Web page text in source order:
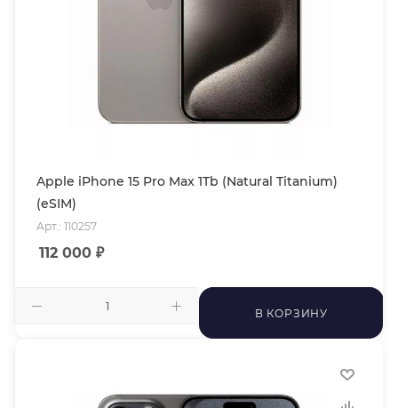
Apple iPhone 15 Pro Max 1Tb (Natural Titanium)
(eSIM)
Арт.: 110257
112 000 ₽
В КОРЗИНУ